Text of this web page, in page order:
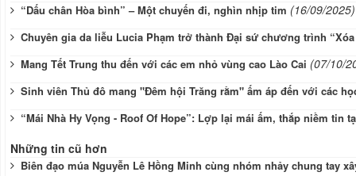
“Dấu chân Hòa bình” – Một chuyến đi, nghìn nhịp tim (16/09/2025)
Chuyên gia da liễu Lucia Phạm trở thành Đại sứ chương trình
Mang Tết Trung thu đến với các em nhỏ vùng cao Lào Cai (07/10/
Sinh viên Thủ đô mang "Đêm hội Trăng rằm" ấm áp đến với các
“Mái Nhà Hy Vọng - Roof Of Hope”: Lợp lại mái ấm, thắp niềm tin
Những tin cũ hơn
Biên đạo múa Nguyễn Lê Hồng Minh cùng nhóm nhảy chung tay